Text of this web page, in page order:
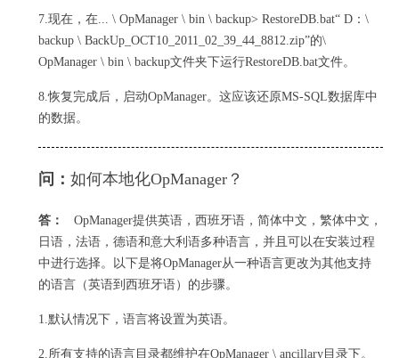
7.现在，在... \ OpManager \ bin \ backup> RestoreDB.bat“ D：\
backup \ BackUp_OCT10_2011_02_39_44_8812.zip”的\
OpManager \ bin \ backup文件夹下运行RestoreDB.bat文件。
8.恢复完成后，启动OpManager。 这应该还原MS-SQL数据库中
的数据。
问： 如何本地化OpManager？
答：
OpManager提供英语，西班牙语，简体中文，繁体中文，
日语，法语，德语和意大利语多种语言，并且可以在安装过程
中进行选择。
以下是将OpManager从一种语言更改为其他支持
的语言（英语到西班牙语）的步骤。
1.默认情况下，语言将设置为英语。
2.所有支持的语言目录都维护在OpManager \ ancillary目录下。